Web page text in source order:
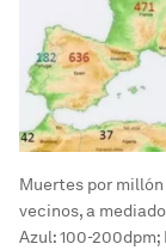
Muertes por millón
vecinos, a
Azul: 100-200dpm;